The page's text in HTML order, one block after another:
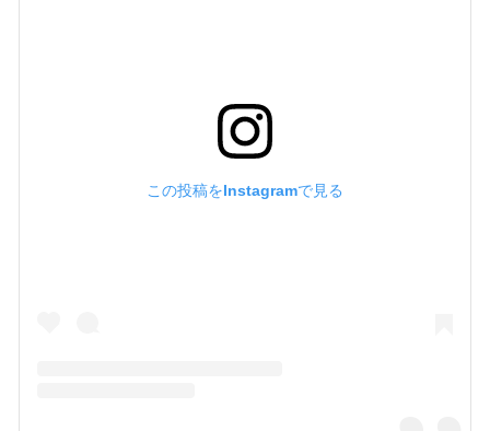
この投稿をInstagramで見る